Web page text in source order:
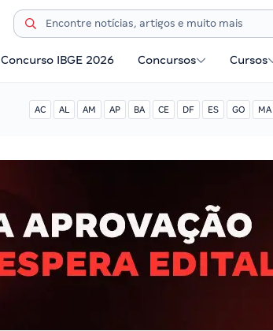
Concurso IBGE 2026 Concursos Cursos
AC AL AM AP BA CE DF ES GO MA